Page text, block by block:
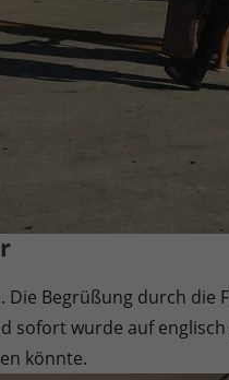
Begrüßung durch
sofort wurde auf
könnte.